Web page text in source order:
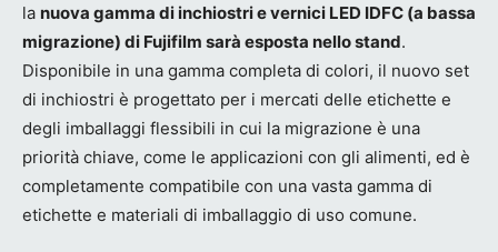
la nuova gamma di inchiostri e vernici LED IDFC (a bassa
migrazione) di Fujifilm sarà esposta nello stand.
Disponibile in una gamma completa di colori, il nuovo set
di inchiostri è progettato per i mercati delle etichette e
degli imballaggi flessibili in cui la migrazione è una
priorità chiave, come le applicazioni con gli alimenti, ed è
completamente compatibile con una vasta gamma di
etichette e materiali di imballaggio di uso comune.